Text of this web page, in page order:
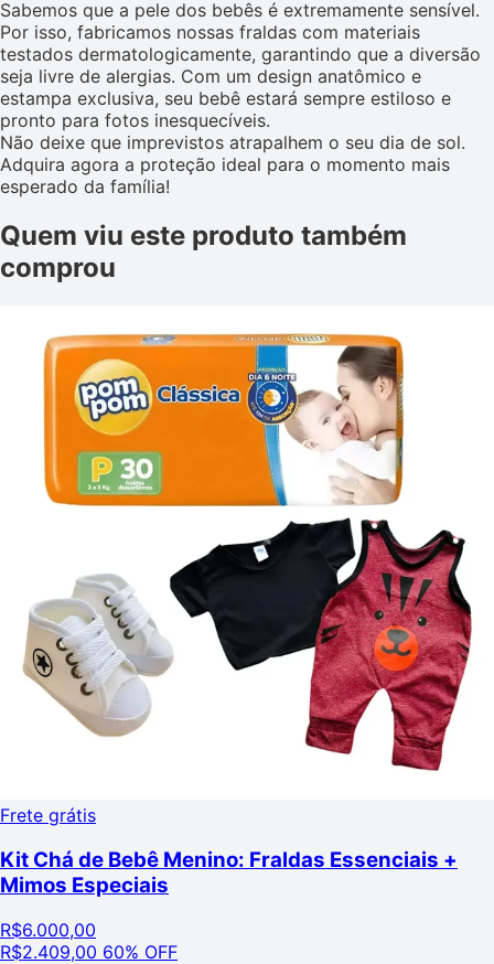
Sabemos que a pele dos bebês é extremamente sensível.
Por isso, fabricamos nossas fraldas com materiais
testados dermatologicamente, garantindo que a diversão
seja livre de alergias. Com um design anatômico e
estampa exclusiva, seu bebê estará sempre estiloso e
pronto para fotos inesquecíveis.
Não deixe que imprevistos atrapalhem o seu dia de sol.
Adquira agora a proteção ideal para o momento mais
esperado da família!
Quem viu este produto também
comprou
Frete grátis
Kit Chá de Bebê Menino: Fraldas Essenciais +
Mimos Especiais
R$6.000,00
R$2.409,00 60% OFF